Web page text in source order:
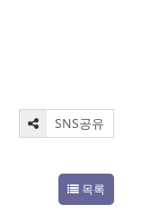
SNS공유
목록